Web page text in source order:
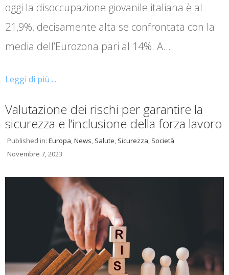
oggi la disoccupazione giovanile italiana è al
21,9%, decisamente alta se confrontata con la
media dell’Eurozona pari al 14%. A…
Leggi di più ...
Valutazione dei rischi per garantire la
sicurezza e l’inclusione della forza lavoro
Published in: Europa,News, Salute, Sicurezza, Società
Novembre 7, 2023